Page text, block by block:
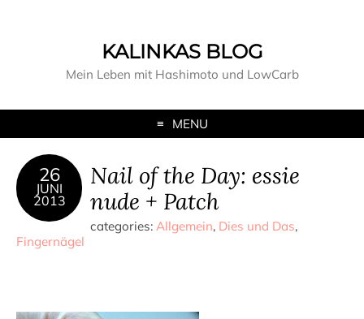
KALINKAS BLOG
Mein Leben mit Hashimoto und LowCarb
MENU
26
JUNI
2013
Nail of the Day: essie
nude + Patch
categories: Allgemein, Dies und Das,
Fingernägel